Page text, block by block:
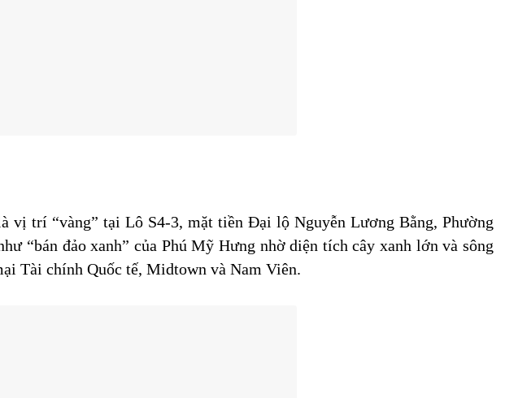
vị trí “vàng” tại Lô S4-3, mặt tiền Đại lộ Nguyễn Lương Bằng, Phường
“bán đảo xanh” của Phú Mỹ Hưng nhờ diện tích cây xanh lớn và sông
Tài chính Quốc tế, Midtown và Nam Viên.